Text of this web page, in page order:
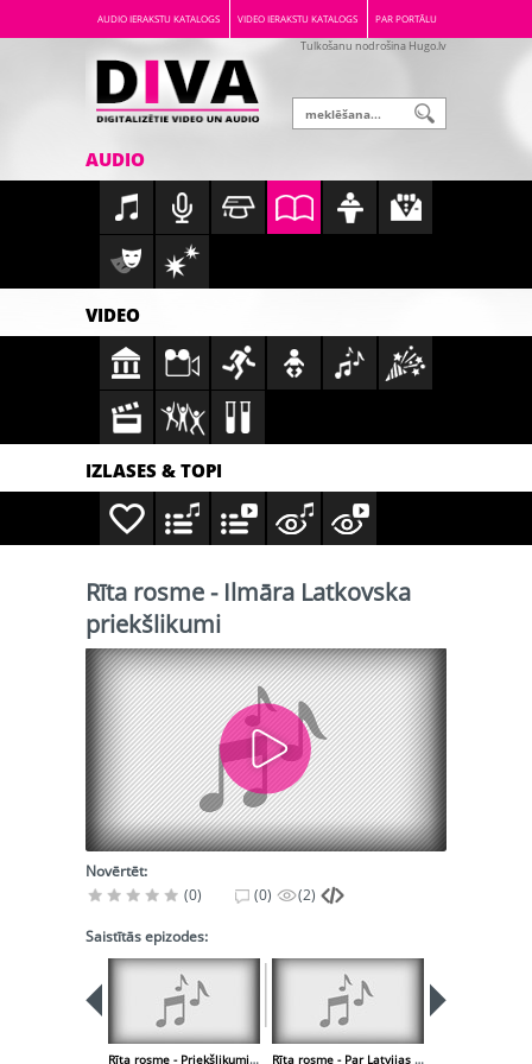
AUDIO IERAKSTU KATALOGS VIDEO IERAKSTU KATALOGS PAR PORTĀLU
Tulkošanu nodrošina Hugo.lv
AUDIO
VIDEO
IZLASES & TOPI
Rīta rosme - Ilmāra Latkovska
priekšlikumi
Novērtēt:
(0)
(0) (2)
Saistītās epizodes:
Rīta rosme - Priekšlikumi, kā Latvijas komanda varētu vēl vairāk izcelties Olimpiskajās spēlēs Rīta rosme - Par Latvijas vienīgās kultūras avīzes izredzētību